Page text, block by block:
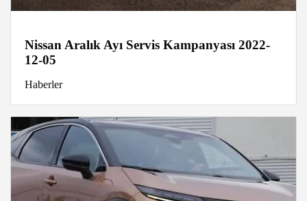
Nissan Aralık Ayı Servis Kampanyası 2022-
12-05
Haberler